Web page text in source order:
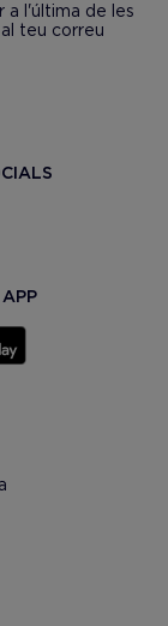
a l'última de les
teu correu